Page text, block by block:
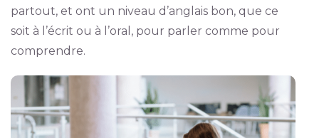
partout, et ont un niveau d’anglais bon, que ce
soit à l’écrit ou à l’oral, pour parler comme pour
comprendre.